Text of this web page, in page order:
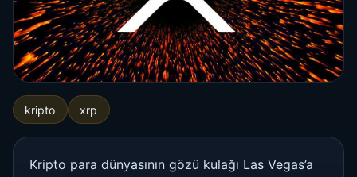
kripto xrp
Kripto para dünyasının gözü kulağı Las Vegas’a